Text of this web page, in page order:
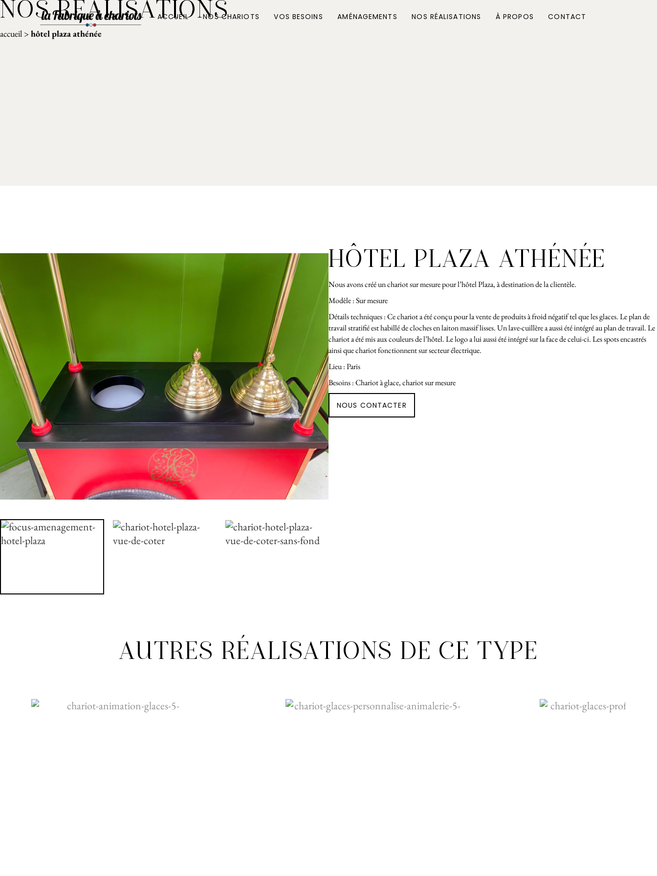
ACCUEIL NOS CHARIOTS VOS BESOINS AMÉNAGEMENTS NOS RÉALISATIONS À PROPOS CONTACT
NOS RÉALISATIONS
accueil > hôtel plaza athénée
HÔTEL PLAZA ATHÉNÉE
Nous avons créé un chariot sur mesure pour l’hôtel Plaza, à destination de la clientèle.
Modèle : Sur mesure
Détails techniques : Ce chariot a été conçu pour la vente de produits à froid négatif tel que les glaces. Le plan de
travail stratifié est habillé de cloches en laiton massif lisses. Un lave-cuillère a aussi été intégré au plan de travail. Le
chariot a été mis aux couleurs de l’hôtel. Le logo a lui aussi été intégré sur la face de celui-ci. Les spots encastrés
ainsi que chariot fonctionnent sur secteur électrique.
Lieu : Paris
Besoins : Chariot à glace, chariot sur mesure
NOUS CONTACTER
AUTRES RÉALISATIONS DE CE TYPE